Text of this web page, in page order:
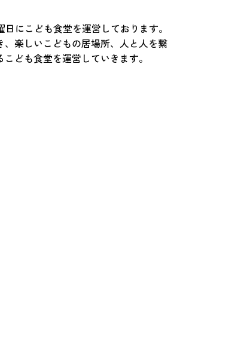
にこども食堂を運営しております。
楽しいこどもの居場所、人と人を繋
ども食堂を運営していきます。